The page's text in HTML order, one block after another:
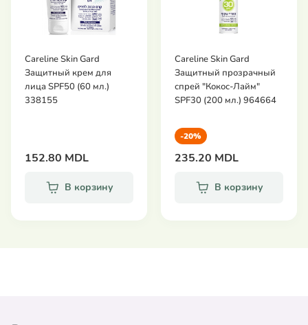
Careline Skin Gard
Защитный крем для
лица SPF50 (60 мл.)
338155
152.80 MDL
В корзину
Careline Skin Gard
Защитный прозрачный
спрей "Кокос-Лайм"
SPF30 (200 мл.) 964664
-20%
235.20 MDL
В корзину